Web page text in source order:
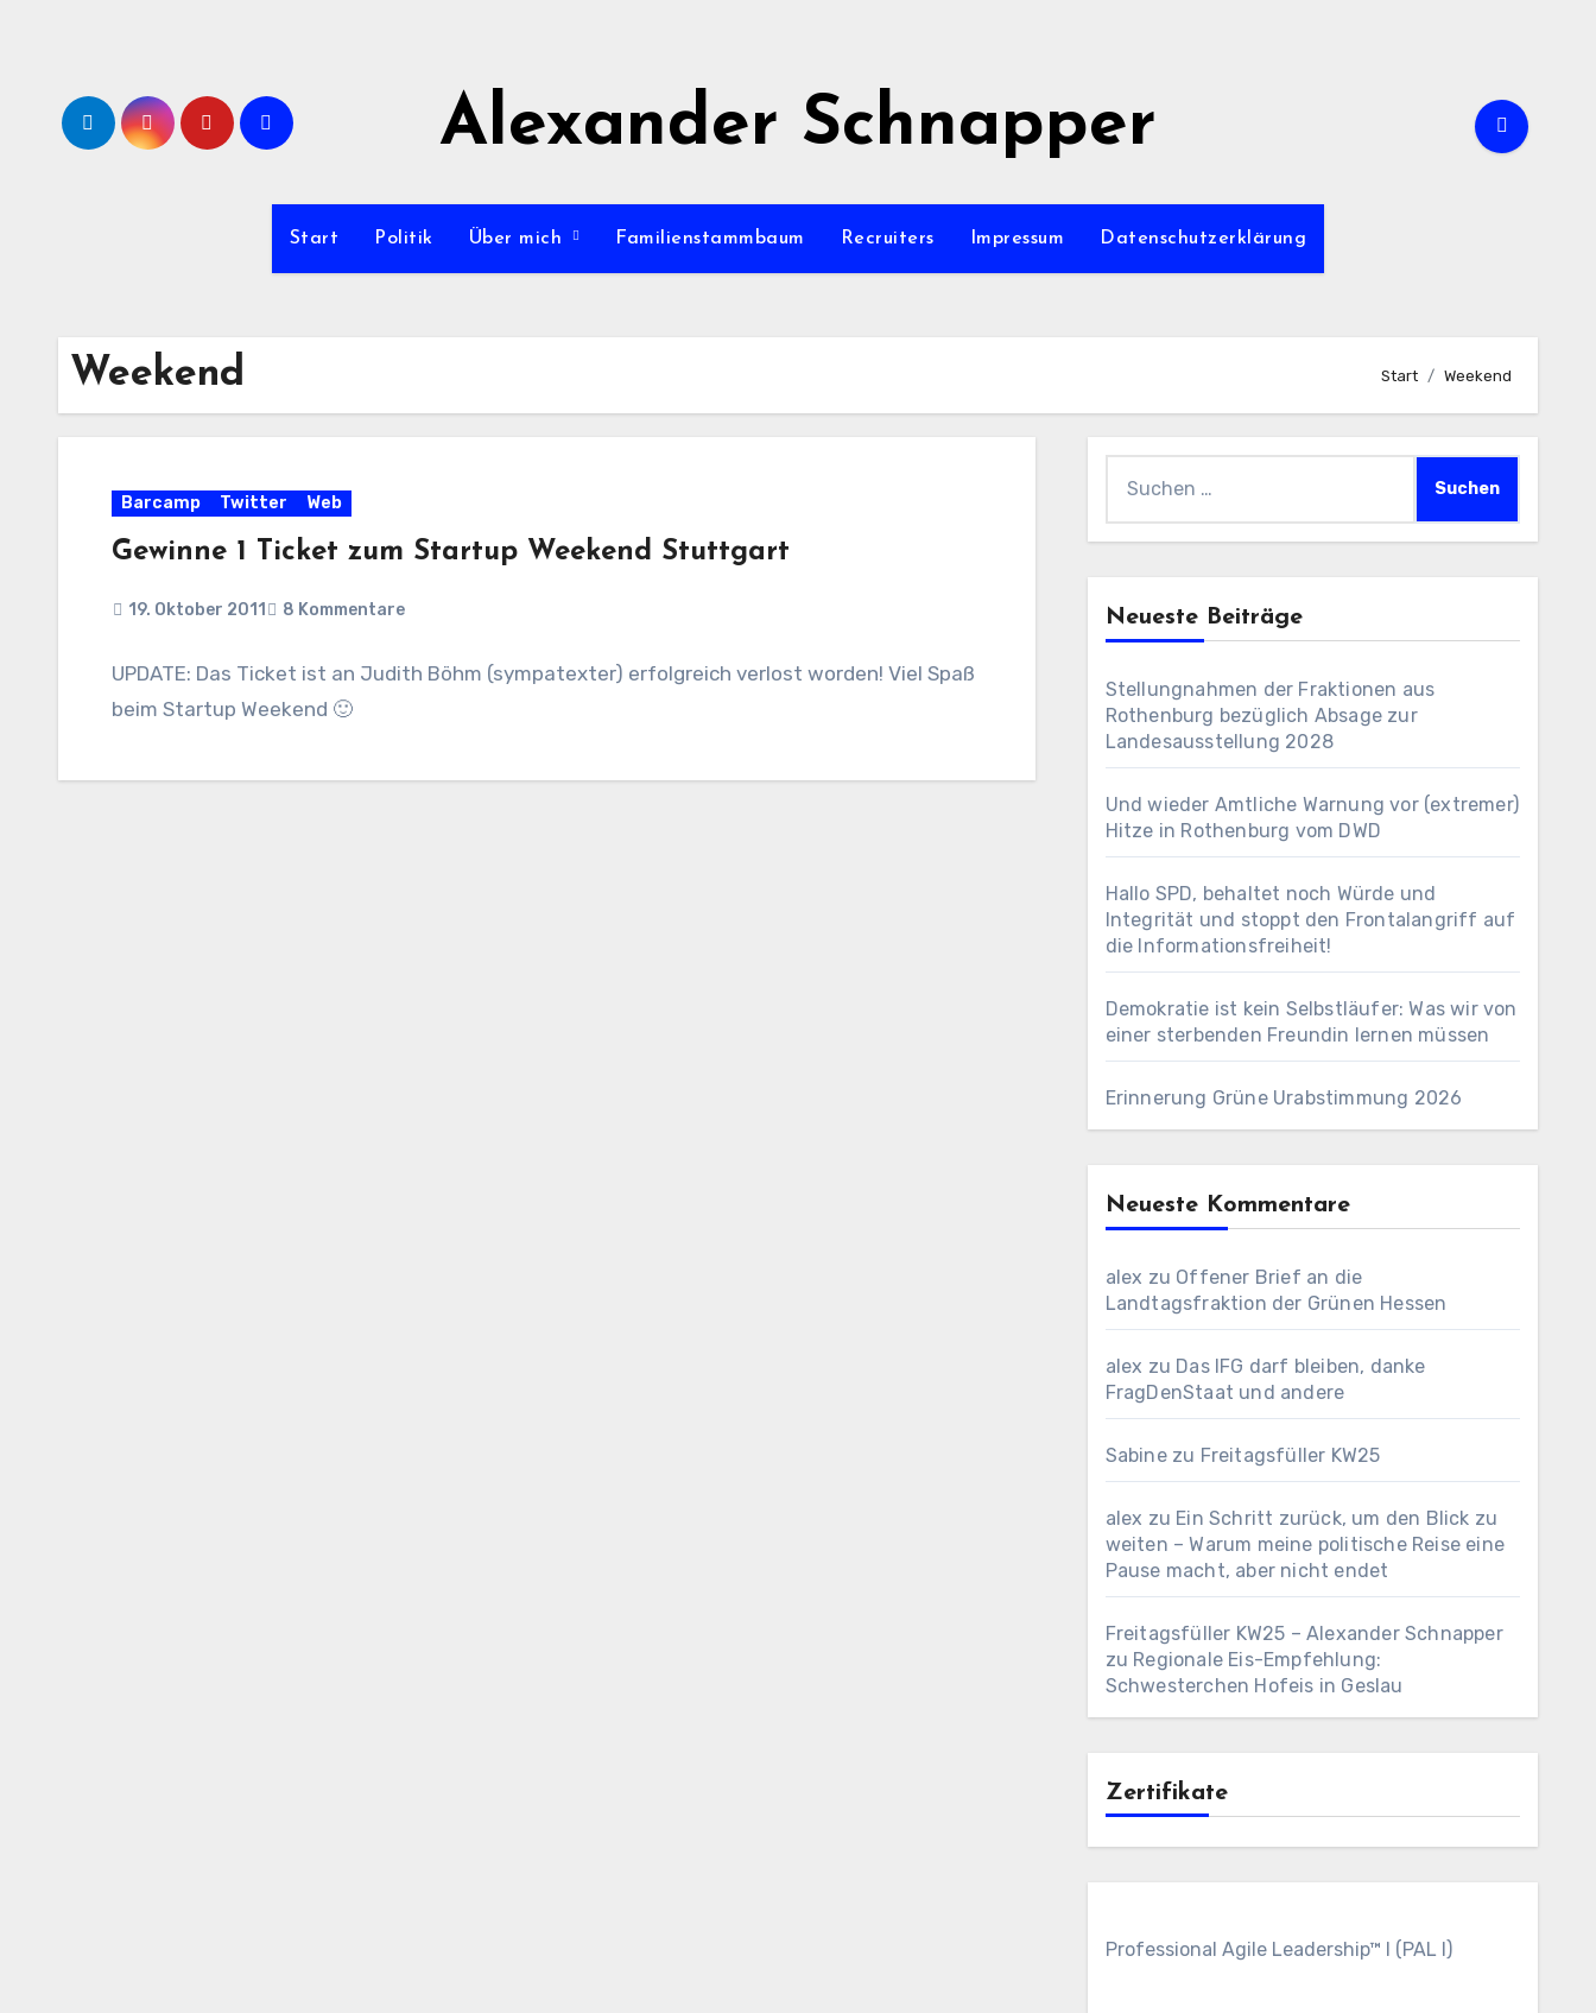
Alexander Schnapper
Start Politik Über mich Familienstammbaum Recruiters Impressum Datenschutzerklärung
Weekend Start Weekend
Barcamp Twitter Web
Gewinne 1 Ticket zum Startup Weekend Stuttgart
19. Oktober 2011 8 Kommentare
UPDATE: Das Ticket ist an Judith Böhm (sympatexter) erfolgreich verlost worden! Viel Spaß
beim Startup Weekend 🙂
nach:
Neueste Beiträge
Stellungnahmen der Fraktionen aus
Rothenburg bezüglich Absage zur
Landesausstellung 2028
Und wieder Amtliche Warnung vor (extremer)
Hitze in Rothenburg vom DWD
Hallo SPD, behaltet noch Würde und
Integrität und stoppt den Frontalangriff auf
die Informationsfreiheit!
Demokratie ist kein Selbstläufer: Was wir von
einer sterbenden Freundin lernen müssen
Erinnerung Grüne Urabstimmung 2026
Neueste Kommentare
alex zu Offener Brief an die
Landtagsfraktion der Grünen Hessen
alex zu Das IFG darf bleiben, danke
FragDenStaat und andere
Sabinezu Freitagsfüller KW25
alex zu Ein Schritt zurück, um den Blick zu
weiten – Warum meine politische Reise eine
Pause macht, aber nicht endet
Freitagsfüller KW25 – Alexander Schnapper
zu Regionale Eis-Empfehlung:
Schwesterchen Hofeis in Geslau
Zertifikate
Professional Agile Leadership™ I (PAL I)